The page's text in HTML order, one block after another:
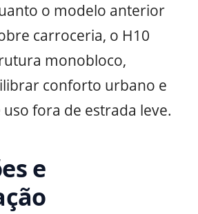
o modelo anterior
carroceria, o H10
monobloco,
conforto urbano e
fora de estrada leve.
e